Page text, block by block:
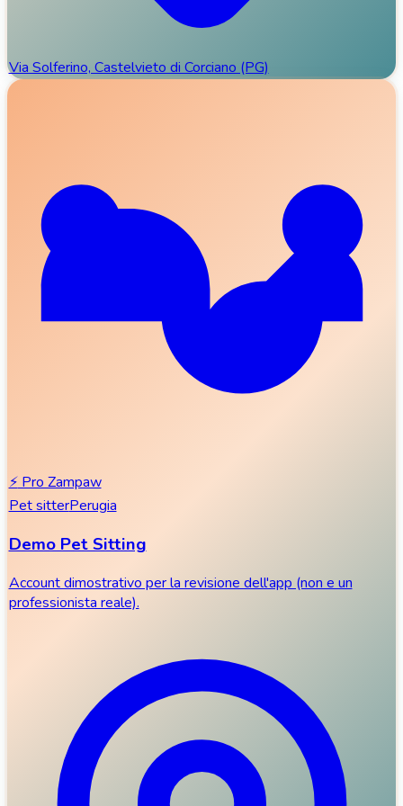
Via Solferino, Castelvieto di Corciano (PG)
⚡Pro Zampaw
Pet sitterPerugia
Demo Pet Sitting
Account dimostrativo per la revisione dell'app (non e un
professionista reale).